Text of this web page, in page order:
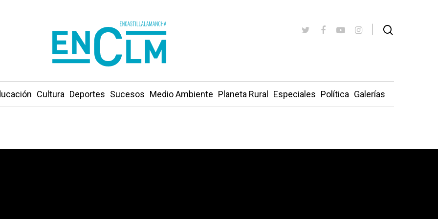
Cultura Deportes Sucesos Medio Ambiente Planeta Rural Especiales Política Galerías